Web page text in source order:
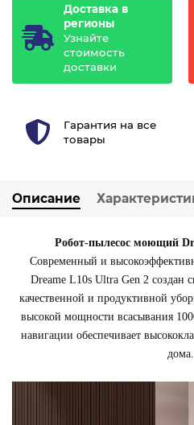
Доставка в
регионы
Узнайте
стоимость
доставки
Гарантия на все
товары
Описание
Робот-пылесос моющий
Современный и
Dreame L10s Ultra Gen 2 создан
качественной и продуктивной
высокой мощности всасывания
навигации обеспечивает
дома.